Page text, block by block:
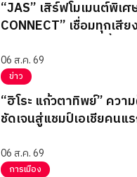
“JAS” เสิร์ฟโมเมนต์พิเศ
CONNECT” เชื่อมทุกเสีย
06 ส.ค. 69
ข่าว
“ฮิโระ แก้วตาทิพย์” ควา
ชัดเจนสู่แชมป์เอเชียคนแ
06 ส.ค. 69
การเมือง